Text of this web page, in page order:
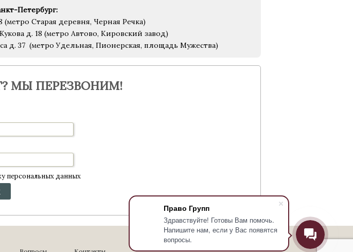
Право Групп
Здравствуйте! Готовы Вам помочь.
Напишите нам, если у Вас появятся
вопросы.
Петербург:
(метро Старая деревня, Черная Речка)
д. 18 (метро Автово, Кировский завод)
д. 37 (метро Удельная, Пионерская, площадь Мужества)
МЫ ПЕРЕЗВОНИМ!
персональных данных